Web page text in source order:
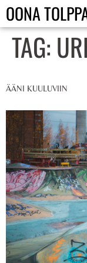
OONA
TAG:
ÄÄNI KUULUVIIN